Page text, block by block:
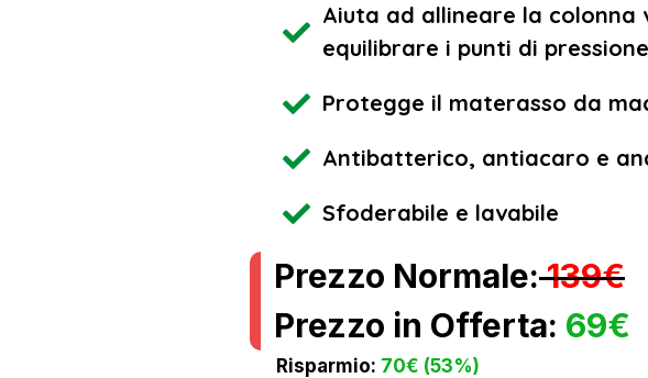
Aiuta ad allineare la colonna
equilibrare i punti di pressione
Protegge il materasso da
Antibatterico, antiacaro e
Sfoderabile e lavabile
Prezzo Normale:139€
Prezzo in Offerta: 69€
Risparmio: 70€ (53%)